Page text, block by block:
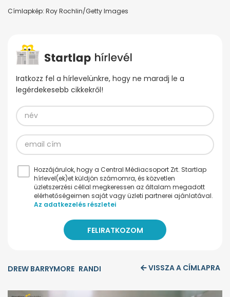
Címlapkép: Roy Rochlin/Getty Images
Iratkozz fel a hírlevelünkre, hogy ne maradj le a
legérdekesebb cikkekről!
Hozzájárulok, hogy a Central Médiacsoport Zrt. Startlap
hírlevel(ek)et küldjön számomra, és közvetlen
üzletszerzési céllal megkeressen az általam megadott
elérhetőségeimen saját vagy üzleti partnerei ajánlatával.
Az adatkezelés részletei
DREW BARRYMORE RANDI VISSZA A CÍMLAPRA